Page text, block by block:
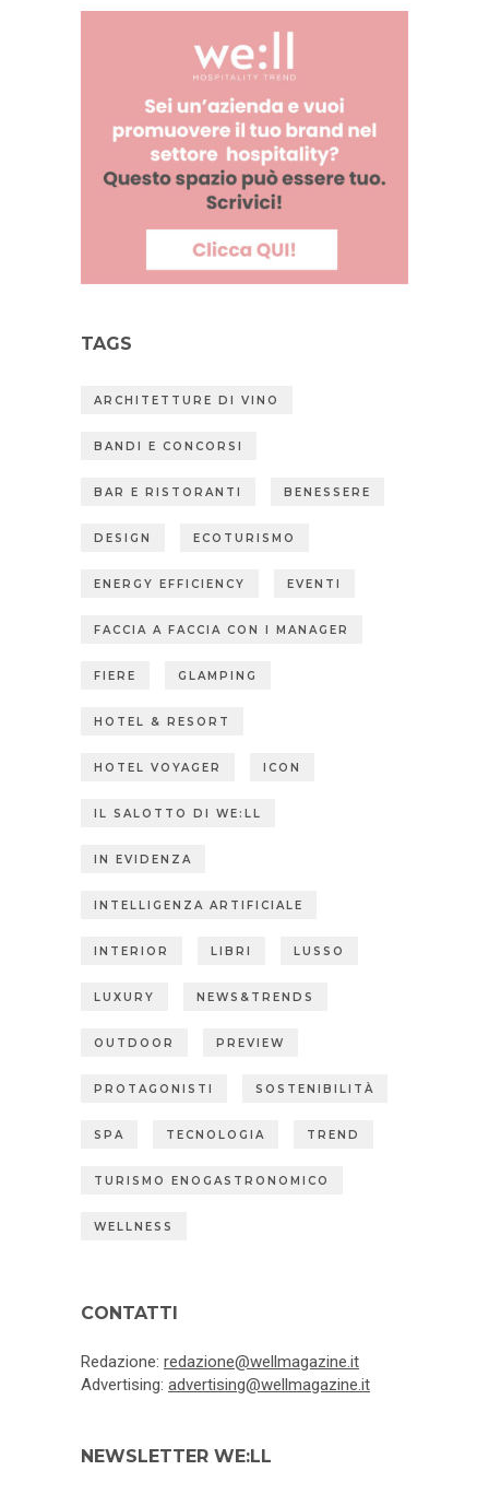
TAGS
ARCHITETTURE DI VINO
BANDI E CONCORSI
BAR E RISTORANTI BENESSERE
DESIGN ECOTURISMO
ENERGY EFFICIENCY EVENTI
FACCIA A FACCIA CON I MANAGER
FIERE GLAMPING
HOTEL & RESORT
HOTEL VOYAGER ICON
IL SALOTTO DI WE:LL
IN EVIDENZA
INTELLIGENZA ARTIFICIALE
INTERIOR LIBRI LUSSO
LUXURY NEWS&TRENDS
OUTDOOR PREVIEW
PROTAGONISTI SOSTENIBILITÀ
SPA TECNOLOGIA TREND
TURISMO ENOGASTRONOMICO
WELLNESS
CONTATTI
Redazione: redazione@wellmagazine.it
Advertising: advertising@wellmagazine.it
NEWSLETTER WE:LL